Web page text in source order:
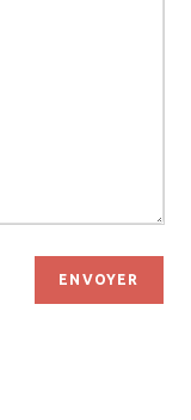
ENVOYER